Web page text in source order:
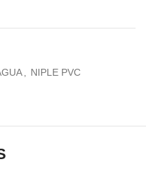
NIPLE PVC